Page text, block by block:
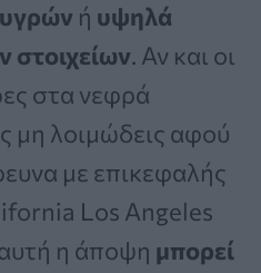
ή υψηλά
στοιχείων. Αν και οι
στα νεφρά
μη λοιμώδεις αφού
με επικεφαλής
Los Angeles
αυτή η άποψη μπορεί